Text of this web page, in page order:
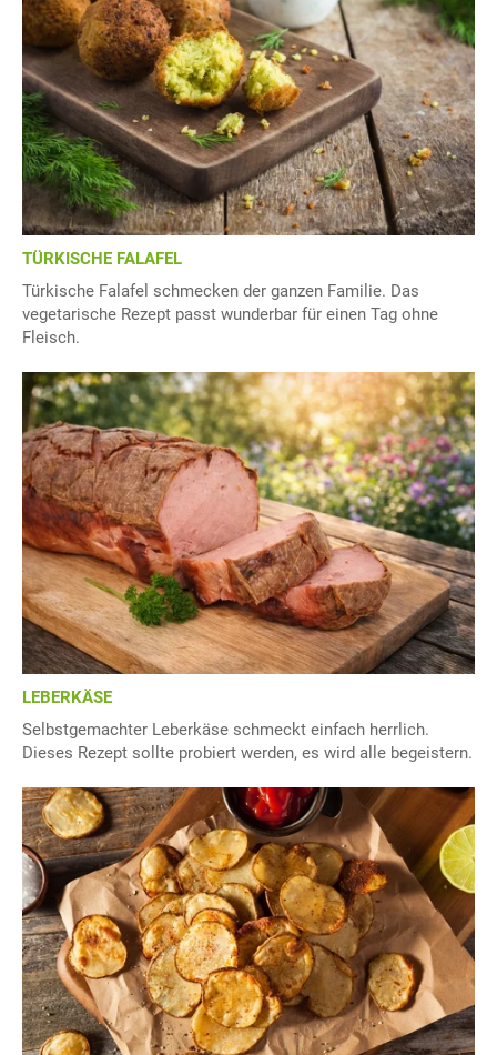
TÜRKISCHE FALAFEL
Türkische Falafel schmecken der ganzen Familie. Das
vegetarische Rezept passt wunderbar für einen Tag ohne
Fleisch.
LEBERKÄSE
Selbstgemachter Leberkäse schmeckt einfach herrlich.
Dieses Rezept sollte probiert werden, es wird alle begeistern.